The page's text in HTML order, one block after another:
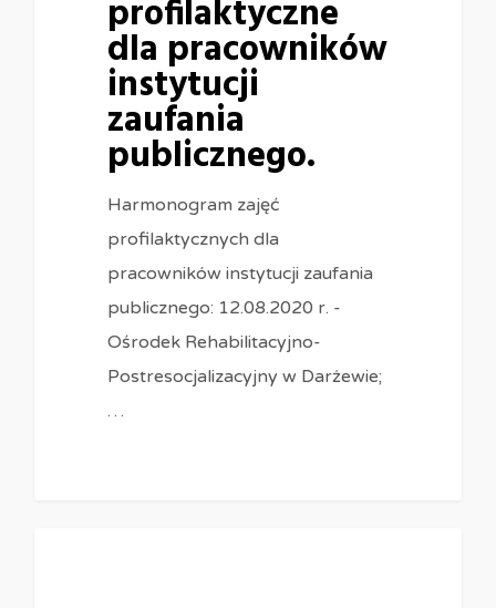
profilaktyczne
dla pracowników
instytucji
zaufania
publicznego.
Harmonogram zajęć
profilaktycznych dla
pracowników instytucji zaufania
publicznego: 12.08.2020 r. -
Ośrodek Rehabilitacyjno-
Postresocjalizacyjny w Darżewie;
…